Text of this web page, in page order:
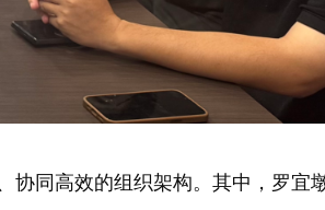
同高效的组织架构。其中，罗宜